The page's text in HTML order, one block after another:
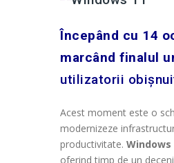
Începând cu 14
marcând finalul
utilizatorii
Acest moment este o
modernizeze
productivitate. Windows
oferind timp de un